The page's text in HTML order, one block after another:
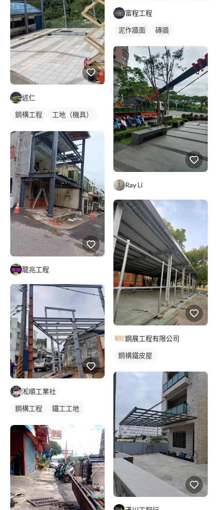
述仁
鋼構工程
工地（機具）
龍兆工程
淞順工業社
鋼構工程
鐵工工地
富程工程
泥作牆面 磚牆
Ray Li
鋼展工程有限公司
鋼構鐵皮屋